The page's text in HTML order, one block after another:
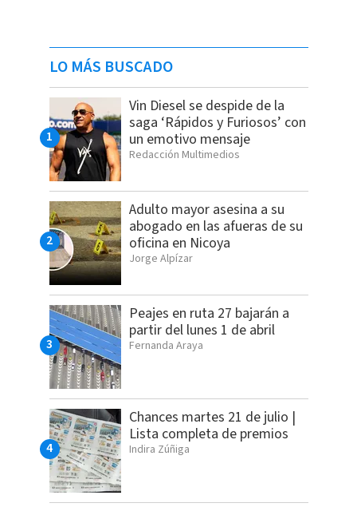
LO MÁS BUSCADO
Vin Diesel se despide de la
saga ‘Rápidos y Furiosos’ con
un emotivo mensaje
Redacción Multimedios
Adulto mayor asesina a su
abogado en las afueras de su
oficina en Nicoya
Jorge Alpízar
Peajes en ruta 27 bajarán a
partir del lunes 1 de abril
Fernanda Araya
Chances martes 21 de julio |
Lista completa de premios
Indira Zúñiga